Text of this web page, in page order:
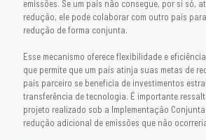
emissões. Se um país não consegue, por si só,
redução, ele pode colaborar com outro país
redução de forma conjunta.
Esse mecanismo oferece flexibilidade e
que permite que um país atinja suas metas de
país parceiro se beneficia de investimentos
transferência de tecnologia. É importante
projeto realizado sob a Implementação
redução adicional de emissões que não